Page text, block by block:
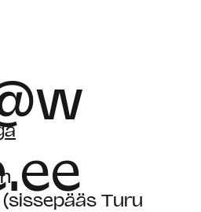
Turu